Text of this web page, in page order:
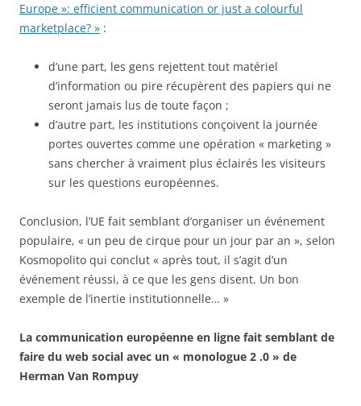
Europe »: efficient communication or just a colourful
marketplace? » :
d’une part, les gens rejettent tout matériel
d’information ou pire récupèrent des papiers qui ne
seront jamais lus de toute façon ;
d’autre part, les institutions conçoivent la journée
portes ouvertes comme une opération « marketing »
sans chercher à vraiment plus éclairés les visiteurs
sur les questions européennes.
Conclusion, l’UE fait semblant d’organiser un événement
populaire, « un peu de cirque pour un jour par an », selon
Kosmopolito qui conclut « après tout, il s’agit d’un
événement réussi, à ce que les gens disent. Un bon
exemple de l’inertie institutionnelle… »
La communication européenne en ligne fait semblant de
faire du web social avec un « monologue 2 .0 » de
Herman Van Rompuy